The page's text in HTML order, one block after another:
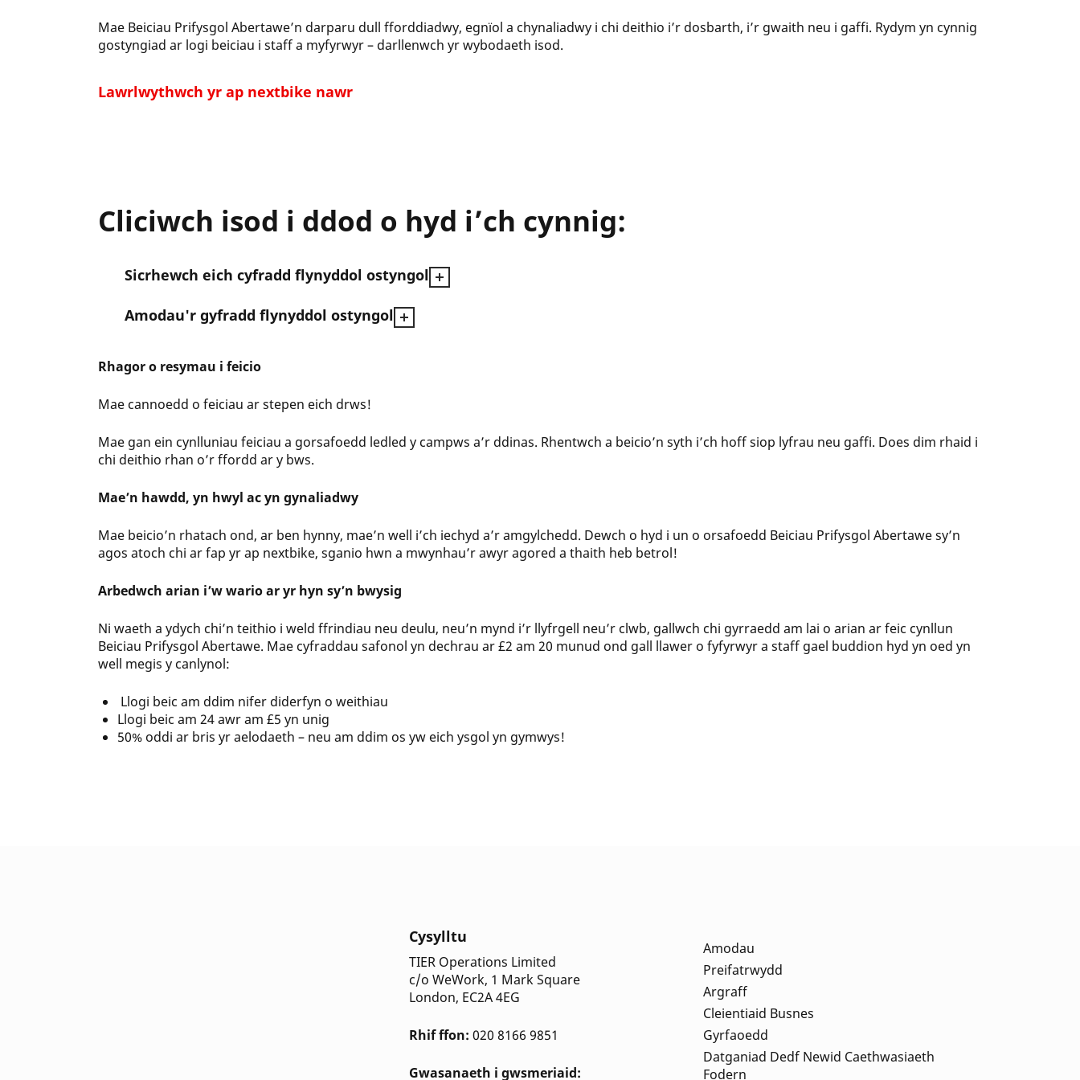
Mae Beiciau Prifysgol Abertawe’n darparu dull fforddiadwy, egnïol a chynaliadwy i chi deithio i’r dosbarth, i’r gwaith neu i gaffi. Rydym yn cynnig
gostyngiad ar logi beiciau i staff a myfyrwyr – darllenwch yr wybodaeth isod.
Lawrlwythwch yr ap nextbike nawr
Cliciwch isod i ddod o hyd i’ch cynnig:
Sicrhewch eich cyfradd flynyddol ostyngol
Amodau'r gyfradd flynyddol ostyngol
Rhagor o resymau i feicio
Mae cannoedd o feiciau ar stepen eich drws!
Mae gan ein cynlluniau feiciau a gorsafoedd ledled y campws a’r ddinas. Rhentwch a beicio’n syth i’ch hoff siop lyfrau neu gaffi. Does dim rhaid i
chi deithio rhan o’r ffordd ar y bws.
Mae’n hawdd, yn hwyl ac yn gynaliadwy
Mae beicio’n rhatach ond, ar ben hynny, mae’n well i’ch iechyd a’r amgylchedd. Dewch o hyd i un o orsafoedd Beiciau Prifysgol Abertawe sy’n
agos atoch chi ar fap yr ap nextbike, sganio hwn a mwynhau’r awyr agored a thaith heb betrol!
Arbedwch arian i’w wario ar yr hyn sy’n bwysig
Ni waeth a ydych chi’n teithio i weld ffrindiau neu deulu, neu’n mynd i’r llyfrgell neu’r clwb, gallwch chi gyrraedd am lai o arian ar feic cynllun
Beiciau Prifysgol Abertawe. Mae cyfraddau safonol yn dechrau ar £2 am 20 munud ond gall llawer o fyfyrwyr a staff gael buddion hyd yn oed yn
well megis y canlynol:
Llogi beic am ddim nifer diderfyn o weithiau
Llogi beic am 24 awr am £5 yn unig
50% oddi ar bris yr aelodaeth – neu am ddim os yw eich ysgol yn gymwys!
Cysylltu
TIER Operations Limited
c/o WeWork, 1 Mark Square
London, EC2A 4EG
Rhif ffon: 020 8166 9851
Gwasanaeth i gwsmeriaid:
Amodau
Preifatrwydd
Argraff
Cleientiaid Busnes
Gyrfaoedd
Datganiad Dedf Newid Caethwasiaeth
Fodern